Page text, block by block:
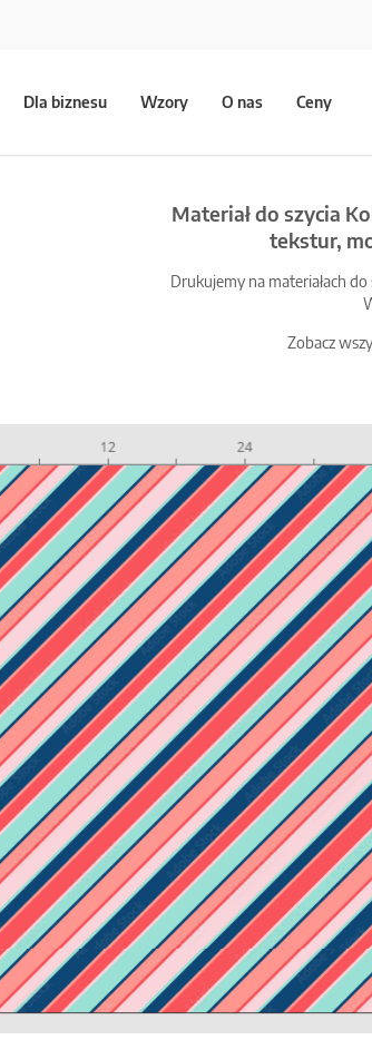
Dla biznesu Wzory O nas Ceny
Materiał do szycia
tekstur,
Drukujemy na materiałach
Zobacz